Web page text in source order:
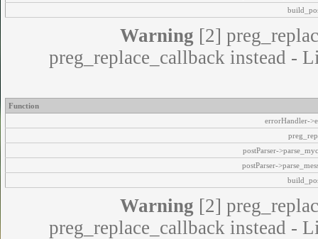
Warning [2]
preg_replace_callback instead -
Function
errorHandler-
postParser-
postParser-
Warning [2]
preg_replace_callback instead -